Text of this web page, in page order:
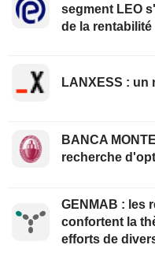
segment LEO
de la
LANXESS : un
BANCA
recherche
GENMAB : les
confortent la
efforts de